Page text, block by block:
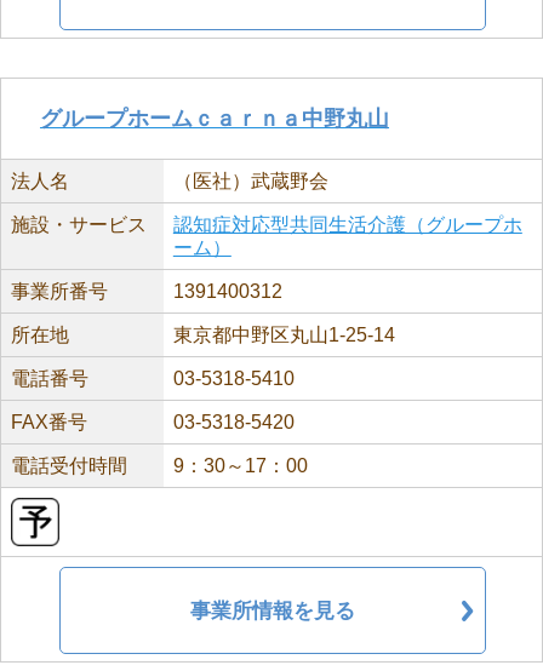
グループホームｃａｒｎａ中野丸山
法人名 （医社）武蔵野会
施設・サービス
認知症対応型共同生活介護（グループホ
ーム）
事業所番号 1391400312
所在地 東京都中野区丸山1-25-14
電話番号 03-5318-5410
FAX番号 03-5318-5420
電話受付時間 9：30～17：00
事業所情報を見る